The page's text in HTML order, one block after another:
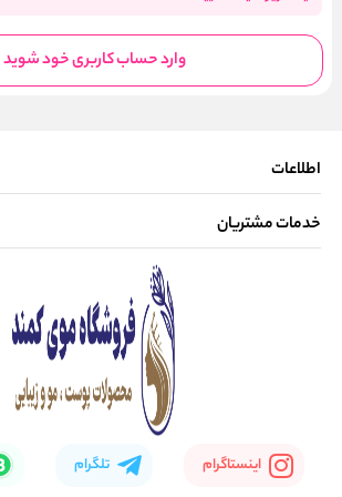
وارد حساب کاربری خود شوید
اطلاعات
صفحه اصلی
خدمات مشتریان
اینستاگرام تلگرام